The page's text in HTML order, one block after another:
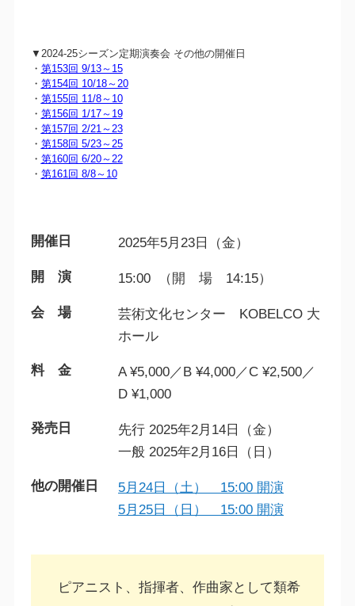
▼2024-25シーズン定期演奏会 その他の開催日
・ 第153回 9/13～15
・ 第154回 10/18～20
・ 第155回 11/8～10
・ 第156回 1/17～19
・ 第157回 2/21～23
・ 第158回 5/23～25
・ 第160回 6/20～22
・ 第161回 8/8～10
開催日 2025年5月23日（金）
開 演 15:00 （開 場 14:15）
会 場
芸術文化センター KOBELCO 大
ホール
料 金
A ¥5,000／B ¥4,000／C ¥2,500／
D ¥1,000
発売日
先行 2025年2月14日（金）
一般 2025年2月16日（日）
他の開催日
5月24日（土） 15:00 開演
5月25日（日） 15:00 開演
ピアニスト、指揮者、作曲家として類希